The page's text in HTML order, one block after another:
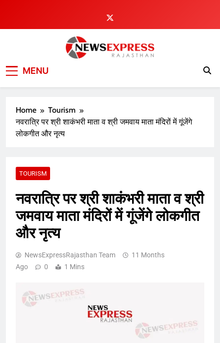
content
MENU
Home
Tourism
नवरात्रि पर श्री शाकंभरी माता व श्री जमवाय माता मंदिरों में गूंजेंगे
लोकगीत और नृत्य
TOURISM
नवरात्रि पर श्री शाकंभरी माता व श्री
जमवाय माता मंदिरों में गूंजेंगे लोकगीत
और नृत्य
NewsExpressRajasthan Team
11 Months
Ago
0 1 Mins